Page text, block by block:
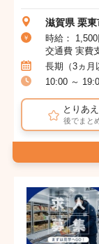
滋賀県 栗東
時給： 1,500
交通費 実費
長期（3ヵ
10:00 ～
とりあ
後でまと